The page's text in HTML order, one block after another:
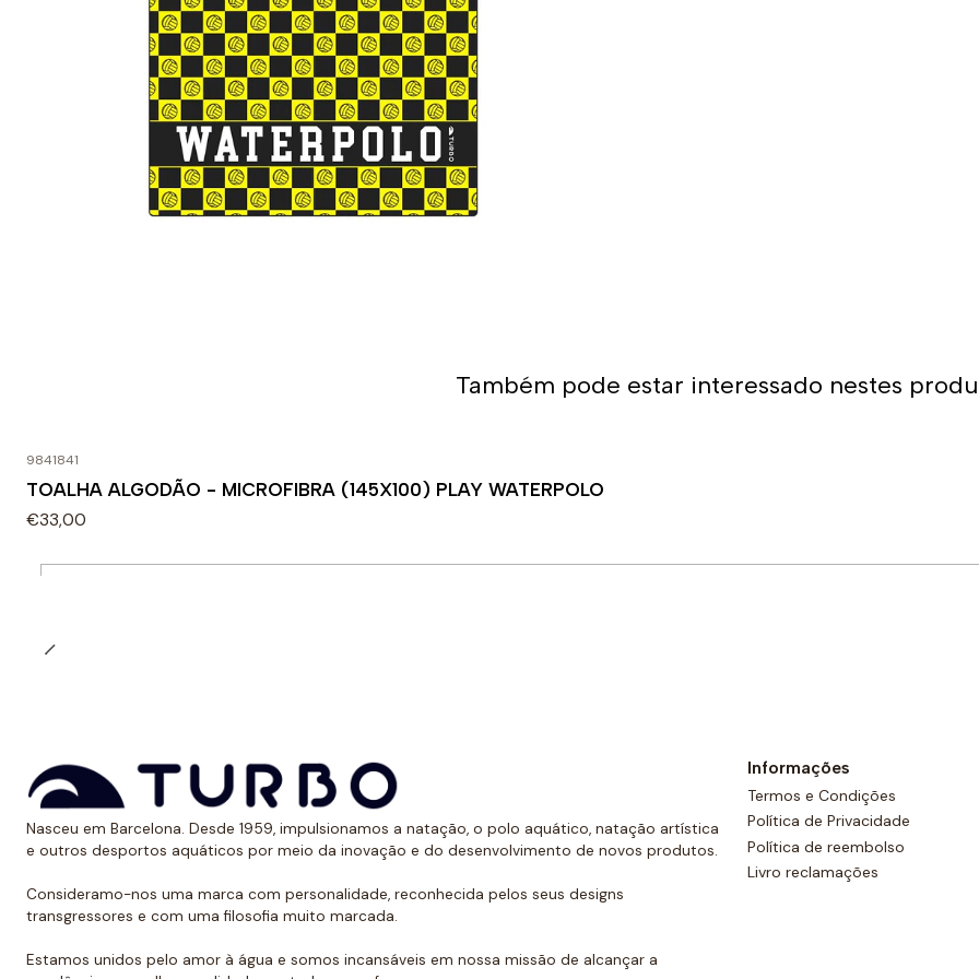
Também pode estar interessado nestes
9841841
TOALHA ALGODÃO - MICROFIBRA (145X100) PLAY WATERPOLO
€33,00
Nasceu em Barcelona. Desde 1959, impulsionamos a natação, o polo aquático, natação artística
e outros desportos aquáticos por meio da inovação e do desenvolvimento de novos produtos.
Consideramo-nos uma marca com personalidade, reconhecida pelos seus designs
transgressores e com uma filosofia muito marcada.
Estamos unidos pelo amor à água e somos incansáveis em nossa missão de alcançar a
Informações
Termos e Condições
Política de Privacidade
Política de reembolso
Livro reclamações